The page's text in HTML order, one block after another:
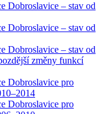
Dobroslavice – stav od
Dobroslavice – stav od
Dobroslavice – stav od
změny funkcí
Dobroslavice pro
Dobroslavice pro